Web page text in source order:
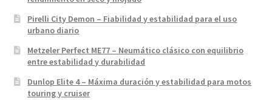
Pirelli City Demon – Fiabilidad y estabilidad para el uso
urbano diario
Metzeler Perfect ME77 – Neumático clásico con equilibrio
entre estabilidad y durabilidad
Dunlop Elite 4 – Máxima duración y estabilidad para motos
touring y cruiser